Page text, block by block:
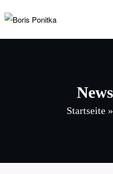
Inhalt
Startseite»